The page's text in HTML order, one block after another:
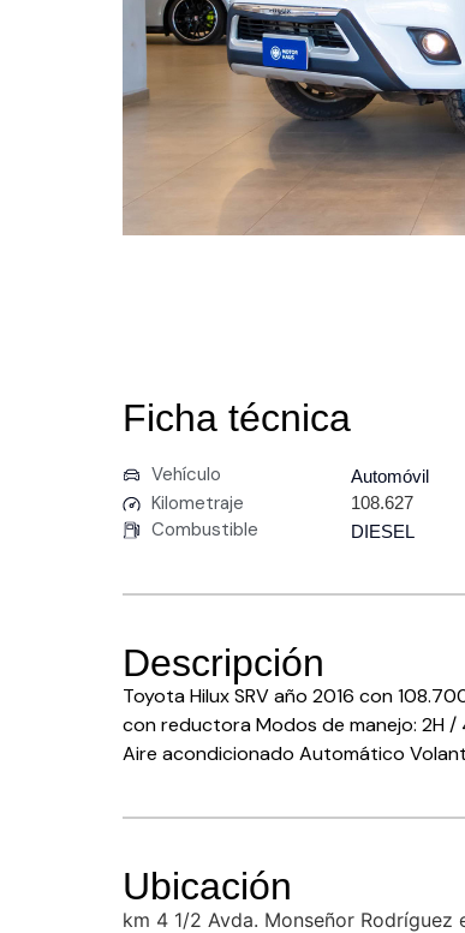
Ficha técnica
Vehículo Automóvil
Kilometraje 108.627
Combustible DIESEL
Descripción
Toyota Hilux SRV año 2016 con
con reductora Modos de manejo: 2H
Aire acondicionado Automático
Ubicación
km 4 1/2 Avda. Monseñor Rodríguez